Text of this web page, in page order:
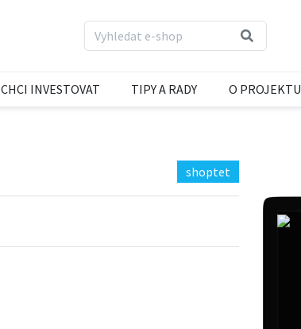
CHCI INVESTOVAT TIPY A RADY O PROJEKTU
shoptet